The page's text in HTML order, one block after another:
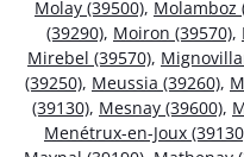
Molay (39500), Molamboz
(39290), Moiron (39570),
Mirebel (39570),
(39250), Meussia (39260),
(39130), Mesnay (39600),
Menétrux-en-Joux